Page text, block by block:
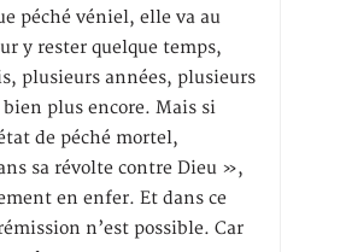
péché véniel, elle va au
y rester quelque temps,
plusieurs années, plusieurs
plus encore. Mais si
de péché mortel,
sa révolte contre Dieu »,
en enfer. Et dans ce
n’est possible. Car